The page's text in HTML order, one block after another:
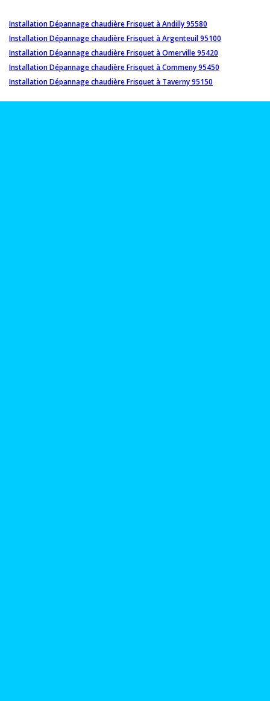
Installation Dépannage chaudière Frisquet à Andilly 95580
Installation Dépannage chaudière Frisquet à Argenteuil 95100
Installation Dépannage chaudière Frisquet à Omerville 95420
Installation Dépannage chaudière Frisquet à Commeny 95450
Installation Dépannage chaudière Frisquet à Taverny 95150